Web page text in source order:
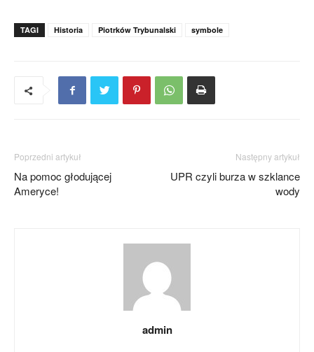
TAGI Historia Piotrków Trybunalski symbole
Poprzedni artykuł
Na pomoc głodującej
Ameryce!
Następny artykuł
UPR czyli burza w szklance
wody
admin